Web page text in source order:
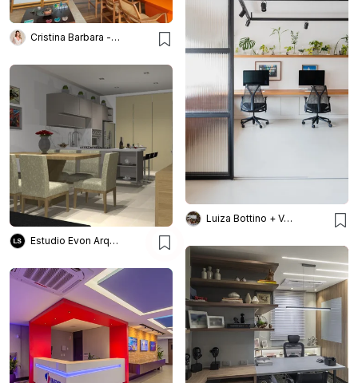
Cristina Barbara - Barbara e Purchio
Luiza Bottino + Valeska Ulm
Estudio Evon Arquitetura